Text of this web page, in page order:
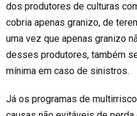
dos produtores de culturas
cobria apenas granizo, de
uma vez que apenas granizo
desses produtores, também
mínima em caso de sinistros.
Já os programas de multirrisco